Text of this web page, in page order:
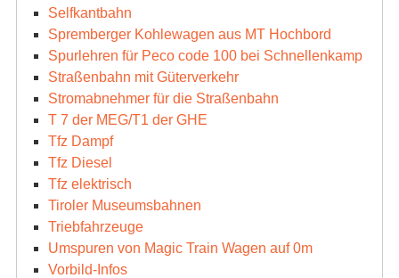
Selfkantbahn
Spremberger Kohlewagen aus MT Hochbord
Spurlehren für Peco code 100 bei Schnellenkamp
Straßenbahn mit Güterverkehr
Stromabnehmer für die Straßenbahn
T 7 der MEG/T1 der GHE
Tfz Dampf
Tfz Diesel
Tfz elektrisch
Tiroler Museumsbahnen
Triebfahrzeuge
Umspuren von Magic Train Wagen auf 0m
Vorbild-Infos